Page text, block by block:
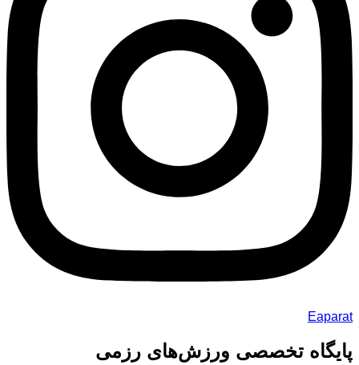
Eaparat
پایگاه تخصصی ورزش‌های رزمی